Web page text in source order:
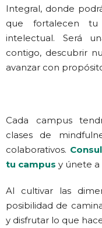
Integral, donde
que fortalecen tu
intelectual. Será
contigo, descubrir
avanzar con
Cada campus
clases de
colaborativos.
tu campus y únete a
Al cultivar las
posibilidad de
y disfrutar lo que